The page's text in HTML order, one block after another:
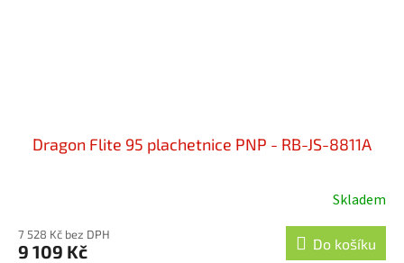
Dragon Flite 95 plachetnice PNP - RB-JS-8811A
Skladem
7 528 Kč bez DPH
9 109 Kč Do košíku